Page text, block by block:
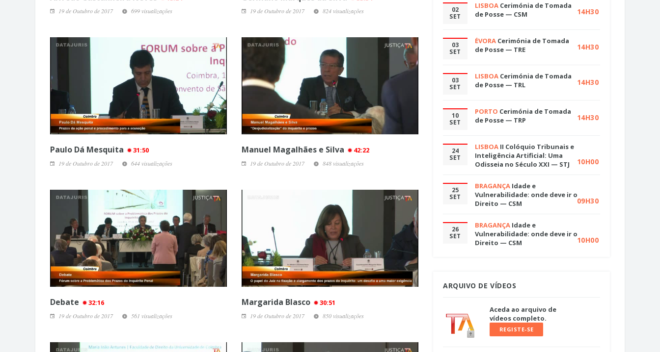
19 de Outubro de 2017 699 visualizações 19 de Outubro de 2017 824 visualizações
Paulo Dá Mesquita 31:50
19 de Outubro de 2017 644 visualizações
Manuel Magalhães e Silva 42:22
19 de Outubro de 2017 848 visualizações
Debate 32:16
19 de Outubro de 2017 561 visualizações
Margarida Blasco 30:51
19 de Outubro de 2017 850 visualizações
02
SET
LISBOA Cerimónia de Tomada
de Posse — CSM
14H30
03
SET
ÉVORA Cerimónia de Tomada
de Posse — TRE
14H30
03
SET
LISBOA Cerimónia de Tomada
de Posse — TRL
14H30
10
SET
PORTO Cerimónia de Tomada
de Posse — TRP
14H30
24
SET
LISBOA II Colóquio Tribunais e
Inteligência Artificial: Uma
Odisseia no Século XXI — STJ
10H00
25
SET
BRAGANÇA Idade e
Vulnerabilidade: onde deve ir o
Direito — CSM
09H30
26
SET
BRAGANÇA Idade e
Vulnerabilidade: onde deve ir o
Direito — CSM
10H00
ARQUIVO DE VÍDEOS
Aceda ao arquivo de
vídeos completo.
REGISTE-SE